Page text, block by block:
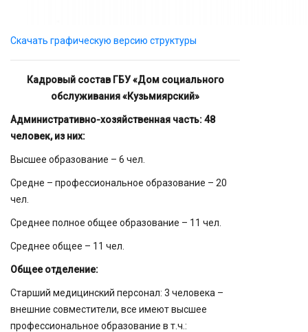
Скачать графическую версию структуры
Кадровый состав ГБУ «Дом социального
обслуживания «Кузьмиярский»
Административно-хозяйственная часть: 48
человек, из них:
Высшее образование – 6 чел.
Средне – профессиональное образование – 20
чел.
Среднее полное общее образование – 11 чел.
Среднее общее – 11 чел.
Общее отделение:
Старший медицинский персонал: 3 человека –
внешние совместители, все имеют высшее
профессиональное образование в т.ч.: